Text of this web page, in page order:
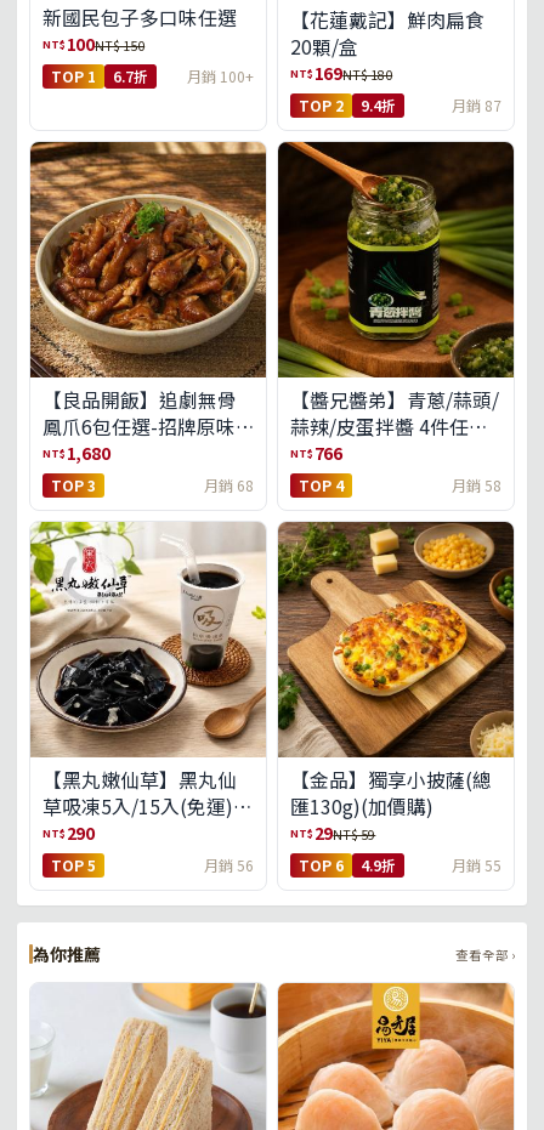
新國民包子多口味任選
NT$ 100NT$ 150
TOP 1 6.7折 月銷 100+
【花蓮戴記】鮮肉扁食
20顆/盒
NT$ 169NT$ 180
TOP 2 9.4折 月銷 87
【良品開飯】追劇無骨
鳳爪6包任選-招牌原味/
濃濃蒜香/過癮麻辣(免運
組)
NT$ 1,680
TOP 3 月銷 68
【醬兄醬弟】青蔥/蒜頭/
蒜辣/皮蛋拌醬 4件任選
(免運組)
NT$ 766
TOP 4 月銷 58
【黑丸嫩仙草】黑丸仙
草吸凍5入/15入(免運)
(預購中8/14出貨)
NT$ 290
TOP 5 月銷 56
【金品】獨享小披薩(總
匯130g)(加價購)
NT$ 29NT$ 59
TOP 6 4.9折 月銷 55
為你推薦 查看全部 ›